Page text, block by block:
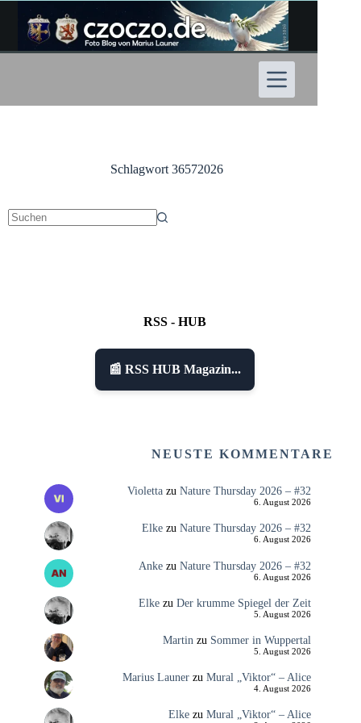
Inhalt
springen
Schlagwort 36572026
RSS - HUB
📰 RSS HUB Magazin...
NEUSTE KOMMENTARE
Violettazu Nature Thursday 2026 – #32
6. August 2026
Elkezu Nature Thursday 2026 – #32
6. August 2026
Ankezu Nature Thursday 2026 – #32
6. August 2026
Elkezu Der krumme Spiegel der Zeit
5. August 2026
Martin zu Sommer in Wuppertal
5. August 2026
Marius Launerzu Mural „Viktor“ – Alice
4. August 2026
Elkezu Mural „Viktor“ – Alice